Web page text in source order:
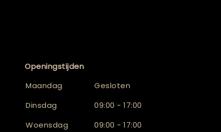
Openingstijden
Maandag
Gesloten
Dinsdag
09:00 - 17:00
Woensdag
09:00 - 17:00